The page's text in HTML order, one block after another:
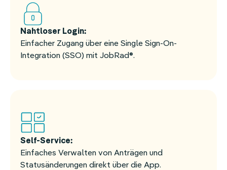
Nahtloser Login:
Einfacher Zugang über eine Single Sign-On-
Integration (SSO) mit JobRad®.
Self-Service:
Einfaches Verwalten von Anträgen und
Statusänderungen direkt über die App.